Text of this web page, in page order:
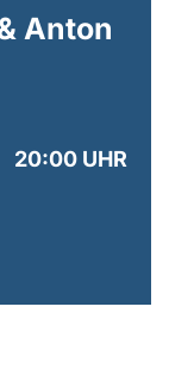
Anton
20:00 UHR